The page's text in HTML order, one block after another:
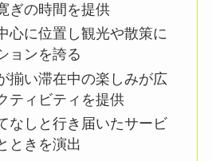
ぎの時間を提供
心に位置し観光や散策に
ョンを誇る
揃い滞在中の楽しみが広
ティビティを提供
なしと行き届いたサービ
ときを演出